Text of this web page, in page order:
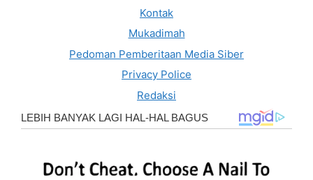
Kontak
Mukadimah
Pedoman Pemberitaan Media Siber
Privacy Police
Redaksi